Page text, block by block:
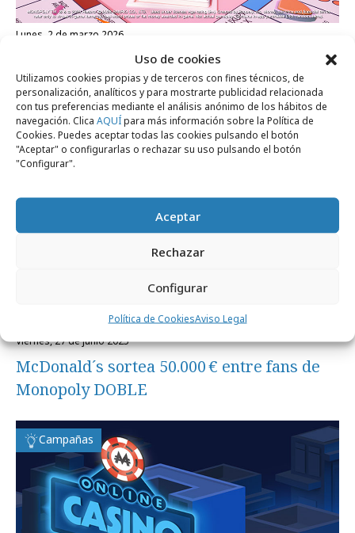
Uso de cookies
Utilizamos cookies propias y de terceros con fines técnicos, de
personalización, analíticos y para mostrarte publicidad relacionada
con tus preferencias mediante el análisis anónimo de los hábitos de
navegación. Clica AQUÍpara más información sobre la Política de
Cookies. Puedes aceptar todas las cookies pulsando el botón
"Aceptar" o configurarlas o rechazar su uso pulsando el botón
"Configurar".
Aceptar
Rechazar
Configurar
Política de CookiesAviso Legal
lunes, 2 de marzo 2026
Hello Kitty se cuela en el Monopoly Go!
para móviles
Campañas
viernes, 27 de junio 2025
McDonald´s sortea 50.000 € entre fans de
Monopoly DOBLE
Campañas